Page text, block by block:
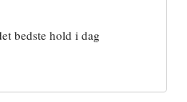
bedste hold i dag